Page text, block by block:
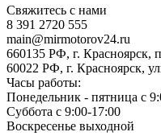
Свяжитесь с нами
8 391 2720 555
main@mirmotorov24.ru
660135 РФ, г. Красноярск,
60022 РФ, г. Красноярск,
Часы работы:
Понедельник - пятница с
Суббота с 9:00-17:00
Воскресенье выходной